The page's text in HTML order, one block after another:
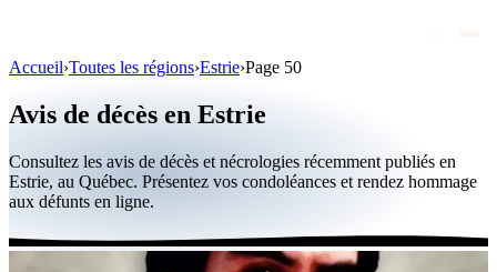
Personnalités publiques
Québec
Canada
International
Accueil›Toutes les régions›Estrie›Page 50
Avis de décès en Estrie
Consultez les avis de décès et nécrologies récemment publiés en
Estrie, au Québec. Présentez vos condoléances et rendez hommage
aux défunts en ligne.